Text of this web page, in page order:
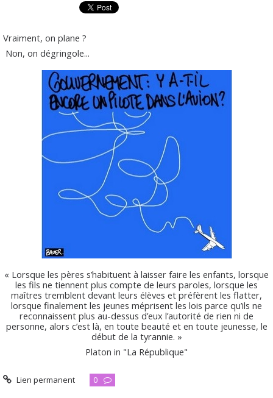
Vraiment, on plane ?
Non, on dégringole...
« Lorsque les pères s’habituent à laisser faire les enfants, lorsque
les fils ne tiennent plus compte de leurs paroles, lorsque les
maîtres tremblent devant leurs élèves et préfèrent les flatter,
lorsque finalement les jeunes méprisent les lois parce qu’ils ne
reconnaissent plus au-dessus d’eux l’autorité de rien ni de
personne, alors c’est là, en toute beauté et en toute jeunesse, le
début de la tyrannie. »
Platon in "La République"
Lien permanent 0